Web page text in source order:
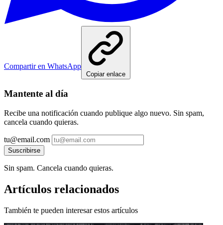
Compartir en WhatsApp
Copiar enlace
Mantente al día
Recibe una notificación cuando publique algo nuevo. Sin spam,
cancela cuando quieras.
tu@email.com
Suscribirse
Sin spam. Cancela cuando quieras.
Artículos relacionados
También te pueden interesar estos artículos